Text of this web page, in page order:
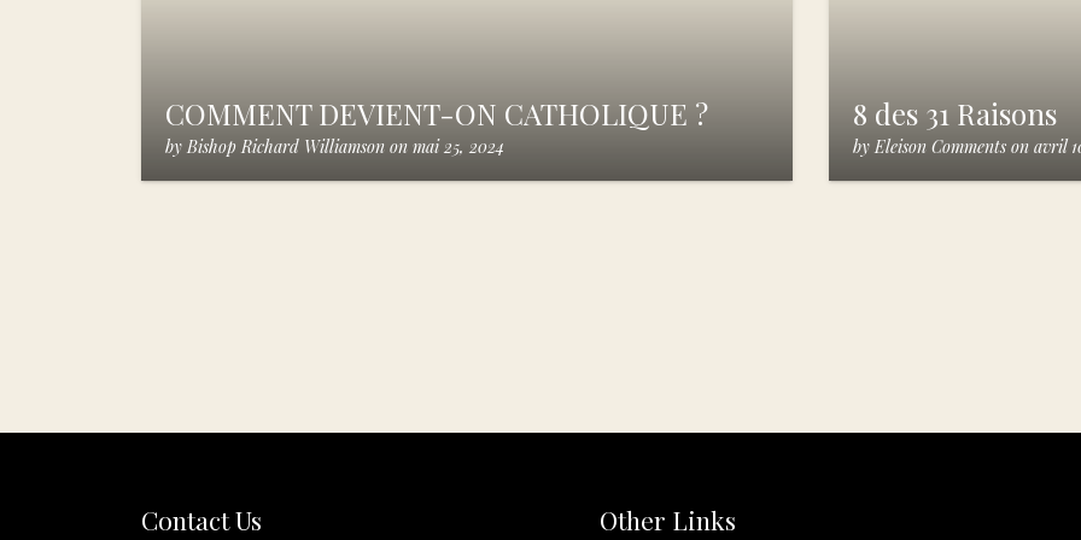
COMMENT DEVIENT-ON CATHOLIQUE ?
by Bishop Richard Williamson on mai 25, 2024
8 des 31 Raisons
by Eleison Comments on avril
Contact Us Other Links